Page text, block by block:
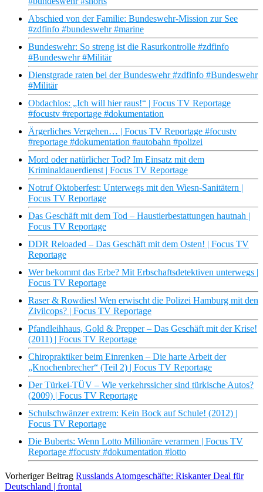
Abschied von der Familie: Bundeswehr-Mission zur See
#zdfinfo #bundeswehr #marine
Bundeswehr: So streng ist die Rasurkontrolle #zdfinfo
#Bundeswehr #Militär
Dienstgrade raten bei der Bundeswehr #zdfinfo #Bundeswehr
#Militär
Obdachlos: „Ich will hier raus!“ | Focus TV Reportage
#focustv #reportage #dokumentation
Ärgerliches Vergehen… | Focus TV Reportage #focustv
#reportage #dokumentation #autobahn #polizei
Mord oder natürlicher Tod? Im Einsatz mit dem
Kriminaldauerdienst | Focus TV Reportage
Notruf Oktoberfest: Unterwegs mit den Wiesn-Sanitätern |
Focus TV Reportage
Das Geschäft mit dem Tod – Haustierbestattungen hautnah |
Focus TV Reportage
DDR Reloaded – Das Geschäft mit dem Osten! | Focus TV
Reportage
Wer bekommt das Erbe? Mit Erbschaftsdetektiven unterwegs |
Focus TV Reportage
Raser & Rowdies! Wen erwischt die Polizei Hamburg mit den
Zivilcops? | Focus TV Reportage
Pfandleihhaus, Gold & Prepper – Das Geschäft mit der Krise!
(2011) | Focus TV Reportage
Chiropraktiker beim Einrenken – Die harte Arbeit der
„Knochenbrecher“ (Teil 2) | Focus TV Reportage
Der Türkei-TÜV – Wie verkehrssicher sind türkische Autos?
(2009) | Focus TV Reportage
Schulschwänzer extrem: Kein Bock auf Schule! (2012) |
Focus TV Reportage
Die Buberts: Wenn Lotto Millionäre verarmen | Focus TV
Reportage #focustv #dokumentation #lotto
Vorheriger Beitrag Russlands Atomgeschäfte: Riskanter Deal für
Deutschland | frontal